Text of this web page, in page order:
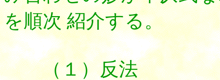
を順次 紹介する。
（１）反法